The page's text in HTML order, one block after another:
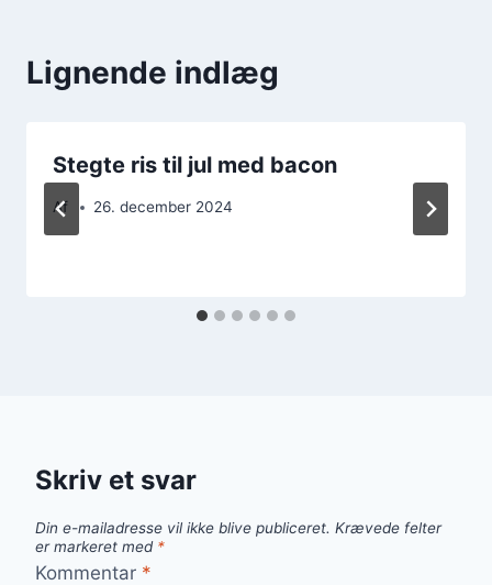
Lignende indlæg
Stegte ris til jul med bacon
Af 26. december 2024
Skriv et svar
Din e-mailadresse vil ikke blive publiceret. Krævede felter
er markeret med *
Kommentar *